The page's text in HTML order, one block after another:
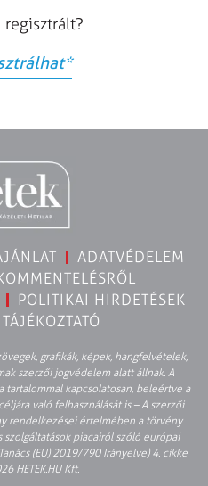
regisztrált?
*
ADATVÉDELEM
POLITIKAI HIRDETÉSEK
grafikák, képek, hangfelvételek,
szerzői jogvédelem alatt állnak. A
kapcsolatosan, beleértve a
való felhasználását is – A szerzői
rendelkezései értelmében a törvény
szolgáltatások piacairól szóló európai
(EU) 2019/790 Irányelve) 4. cikke
HETEK.HU Kft.